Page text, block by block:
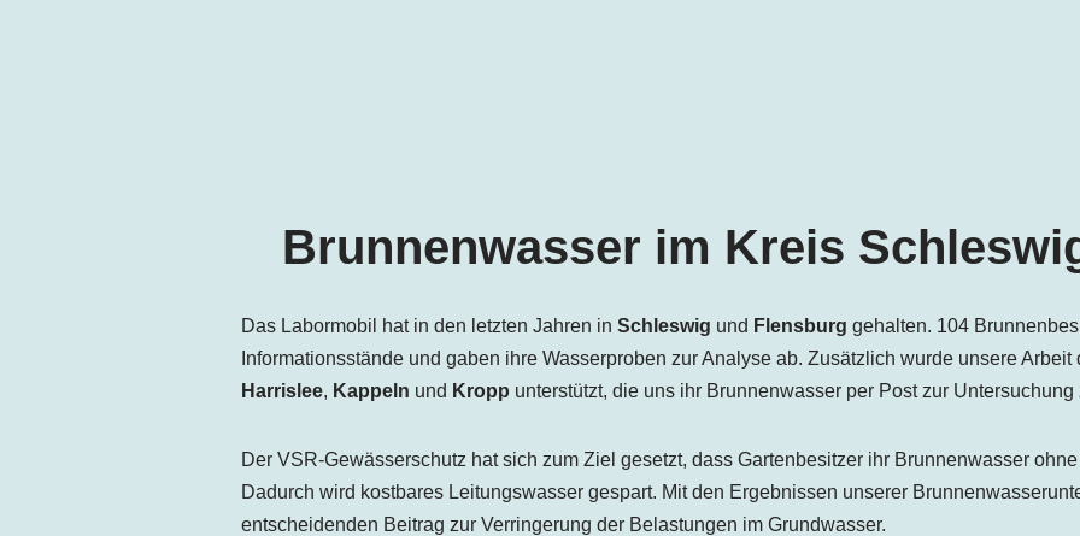
Brunnenwasser im Kreis
Das Labormobil hat in den letzten Jahren in Schleswig und Flensburg gehalten. 104
Informationsstände und gaben ihre Wasserproben zur Analyse ab. Zusätzlich wurde unsere Arbeit
Harrislee, Kappeln und Kropp unterstützt, die uns ihr Brunnenwasser per Post zur
Der VSR-Gewässerschutz hat sich zum Ziel gesetzt, dass Gartenbesitzer ihr Brunnenwasser
Dadurch wird kostbares Leitungswasser gespart. Mit den Ergebnissen unserer
entscheidenden Beitrag zur Verringerung der Belastungen im Grundwasser.